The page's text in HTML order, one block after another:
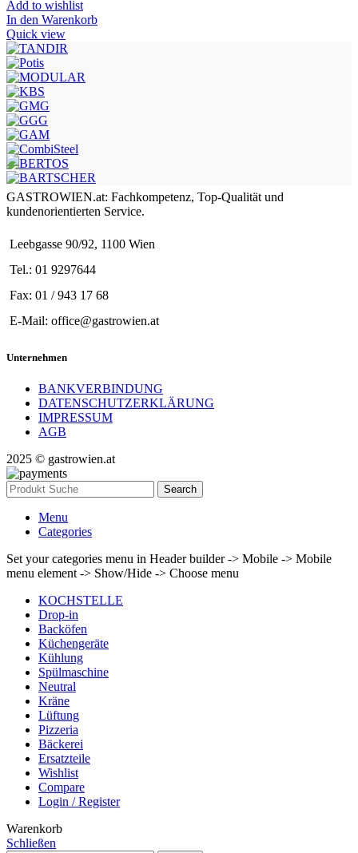
Add to wishlist
In den Warenkorb
Quick view
GASTROWIEN.at: Fachkompetenz, Top-Qualität und
kundenorientierten Service.
Leebgasse 90/92, 1100 Wien
Tel.: 01 9297644
Fax: 01 / 943 17 68
E-Mail: office@gastrowien.at
Unternehmen
BANKVERBINDUNG
DATENSCHUTZERKLÄRUNG
IMPRESSUM
AGB
2025 © gastrowien.at
Search
Menu
Categories
Set your categories menu in Header builder -> Mobile -> Mobile
menu element -> Show/Hide -> Choose menu
KOCHSTELLE
Drop-in
Backöfen
Küchengeräte
Kühlung
Spülmaschine
Neutral
Kräne
Lüftung
Pizzeria
Bäckerei
Ersatzteile
Wishlist
Compare
Login / Register
Warenkorb
Schließen